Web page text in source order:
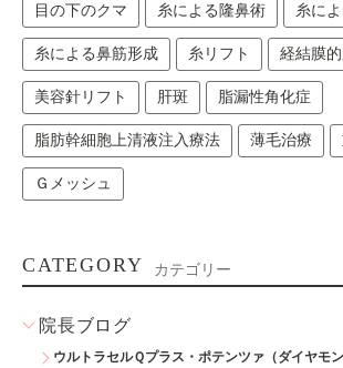
目の下のクマ 糸による隆鼻術 糸に
糸による鼻筋形成 糸リフト 経結膜
美容針リフト 肝斑 脂漏性角化症
脂肪幹細胞上清液注入療法 薄毛治療
Ｇメッシュ
CATEGORY カテゴリー
院長ブログ
ウルトラセルＱプラス・ポテンツァ（ダイヤモン